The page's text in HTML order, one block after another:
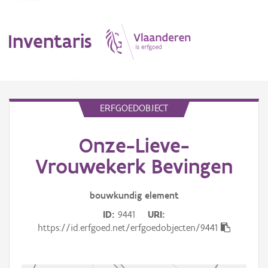
Inventaris
Aanduidingsobject
ERFGOEDOBJECT
Onze-Lieve-
Vrouwekerk Bevingen
bouwkundig element
ID 9441
URI
https://id.erfgoed.net/erfgoedobjecten/9441